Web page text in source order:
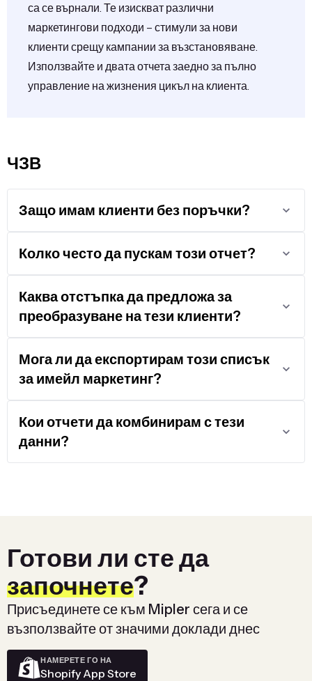
са се върнали. Те изискват различни
маркетингови подходи – стимули за нови
клиенти срещу кампании за възстановяване.
Използвайте и двата отчета заедно за пълно
управление на жизнения цикъл на клиента.
ЧЗВ
Защо имам клиенти без поръчки?
Колко често да пускам този отчет?
Каква отстъпка да предложа за
преобразуване на тези клиенти?
Мога ли да експортирам този списък
за имейл маркетинг?
Кои отчети да комбинирам с тези
данни?
Готови ли сте да
започнете?
Присъединете се към Mipler сега и се
възползвайте от значими доклади днес
НАМЕРЕТЕ ГО НА
Shopify App Store